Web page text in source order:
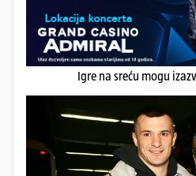
Igre na sreću mogu